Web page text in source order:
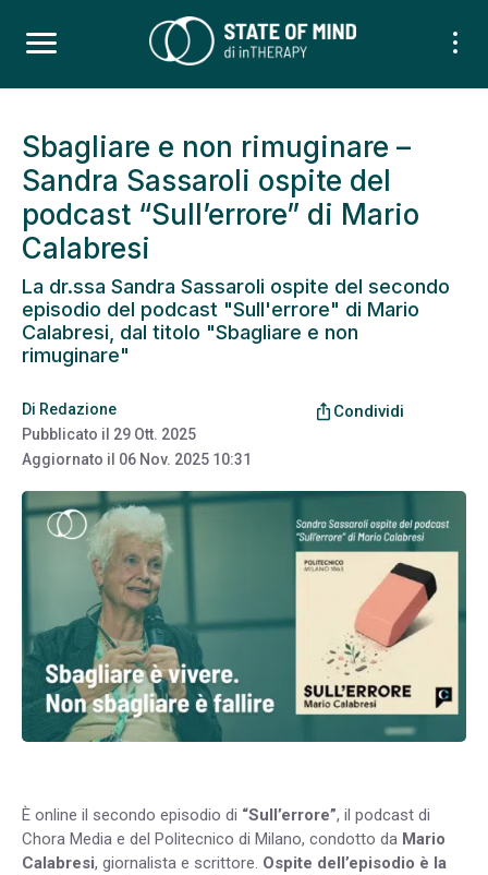
Sbagliare e non rimuginare –
Sandra Sassaroli ospite del
podcast “Sull’errore” di Mario
Calabresi
La dr.ssa Sandra Sassaroli ospite del secondo
episodio del podcast "Sull'errore" di Mario
Calabresi, dal titolo "Sbagliare e non
rimuginare"
Di Redazione
Pubblicato il 29 Ott. 2025
Aggiornato il 06 Nov. 2025 10:31
ios_share Condividi
È online il secondo episodio di “Sull’errore”, il podcast di
Chora Media e del Politecnico di Milano, condotto da Mario
Calabresi, giornalista e scrittore. Ospite dell’episodio è la